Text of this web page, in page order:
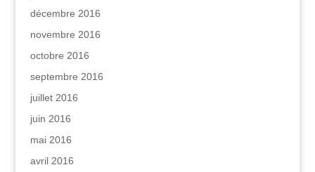
décembre 2016
novembre 2016
octobre 2016
septembre 2016
juillet 2016
juin 2016
mai 2016
avril 2016